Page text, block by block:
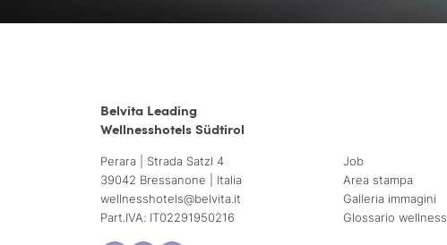
Belvita Leading
Wellnesshotels Südtirol
Perara | Strada Satzl 4
39042 Bressanone | Italia
wellnesshotels@belvita.it
Part.IVA: IT02291950216
Job
Area stampa
Galleria immagini
Glossario wellness